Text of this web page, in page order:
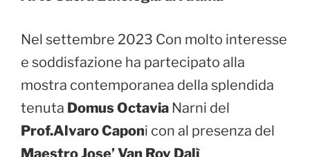
Nel settembre 2023 Con molto interesse
e soddisfazione ha partecipato alla
mostra contemporanea della splendida
tenuta Domus Octavia Narni del
Prof.Alvaro Caponi con al presenza del
Maestro Jose’ Van Roy Dalì